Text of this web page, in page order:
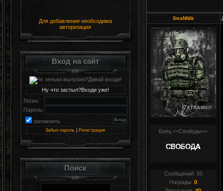
Для добавления необходима
авторизация
Вход на сайт
Ну что застыл?Входи уже!
Логин:
Пароль:
запомнить
Забыл пароль Регистрация
Поиск
StraNNik
Боец <<Свободы>>
Сообщений: 55
Награды:0